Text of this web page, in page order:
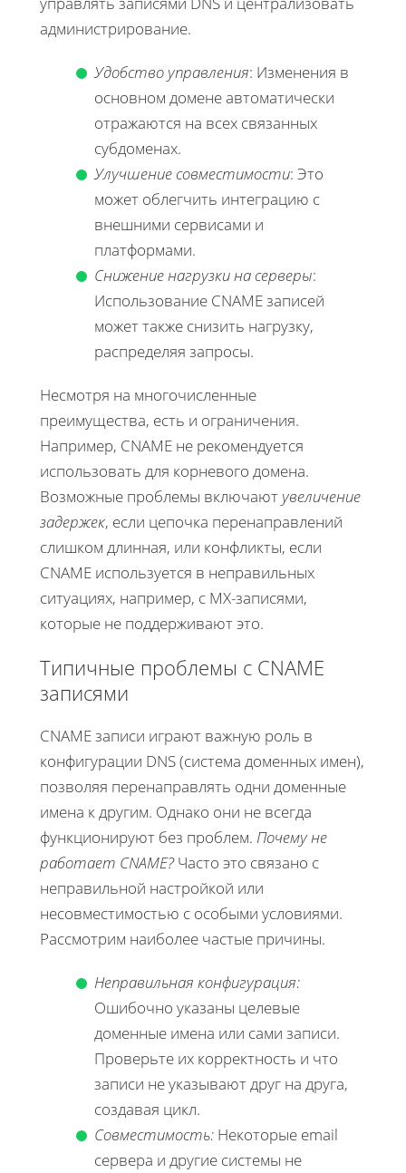
администрирование.
Удобство управления: Изменения в
основном домене автоматически
отражаются на всех связанных
субдоменах.
Улучшение совместимости: Это
может облегчить интеграцию с
внешними сервисами и
платформами.
Снижение нагрузки на серверы:
Использование CNAME записей
может также снизить нагрузку,
распределяя запросы.
Несмотря на многочисленные
преимущества, есть и ограничения.
Например, CNAME не рекомендуется
использовать для корневого домена.
Возможные проблемы включают увеличение
задержек, если цепочка перенаправлений
слишком длинная, или конфликты, если
CNAME используется в неправильных
ситуациях, например, с MX-записями,
которые не поддерживают это.
Типичные проблемы с CNAME
записями
CNAME записи играют важную роль в
конфигурации DNS (система доменных имен),
позволяя перенаправлять одни доменные
имена к другим. Однако они не всегда
функционируют без проблем. Почему не
работает CNAME?Часто это связано с
неправильной настройкой или
несовместимостью с особыми условиями.
Рассмотрим наиболее частые причины.
Неправильная конфигурация:
Ошибочно указаны целевые
доменные имена или сами записи.
Проверьте их корректность и что
записи не указывают друг на друга,
создавая цикл.
Совместимость: Некоторые email
сервера и другие системы не